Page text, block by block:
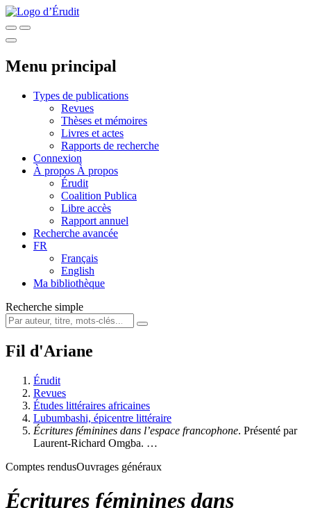
Menu principal
Types de publications
Revues
Thèses et mémoires
Livres et actes
Rapports de recherche
Connexion
À propos À propos
Érudit
Coalition Publica
Libre accès
Rapport annuel
Recherche avancée
FR
Français
English
Ma bibliothèque
Recherche simple
Fil d'Ariane
Érudit
Revues
Études littéraires africaines
Lubumbashi, épicentre littéraire
Écritures féminines dans l’espace francophone. Présenté par
Laurent-Richard Omgba. …
Comptes rendusOuvrages généraux
Écritures féminines dans